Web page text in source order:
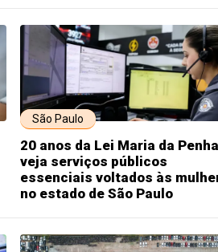
São Paulo
20 anos da Lei Maria da
veja serviços públicos
essenciais voltados às
no estado de São Paulo